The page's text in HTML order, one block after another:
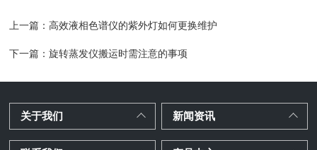
上一篇：高效液相色谱仪的紫外灯如何更换维护
下一篇：旋转蒸发仪搬运时需注意的事项
关于我们 新闻资讯